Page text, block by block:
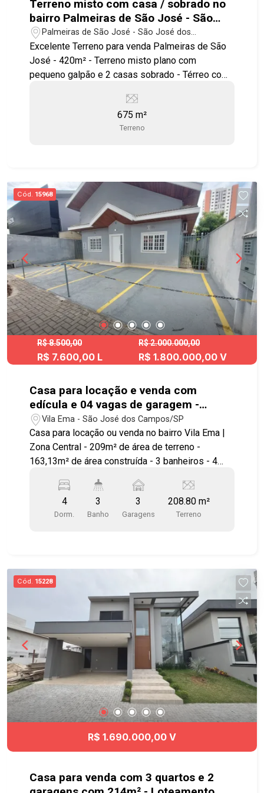
Terreno misto com casa / sobrado no
bairro Palmeiras de São José - São
José dos Campos SP
Palmeiras de São José - São José dos
Campos/SP
Excelente Terreno para venda Palmeiras de São
José - 420m² - Terreno misto plano com
pequeno galpão e 2 casas sobrado - Térreo com:
ampla - Cozinha - Despensa - Área de serviços -
Varanda - 4 vagas cobertas Piso Superior: - 3
dormitórios sendo 1 suíte grande - Sala ampla
675 m²
Terreno
Cód. 15968
R$ 8.500,00
R$ 7.600,00 L
R$ 2.000.000,00
R$ 1.800.000,00 V
Casa para locação e venda com
edícula e 04 vagas de garagem -
163,13m² no bairro Vila Ema
Vila Ema - São José dos Campos/SP
Casa para locação ou venda no bairro Vila Ema |
Zona Central - 209m² de área de terreno -
163,13m² de área construída - 3 banheiros - 4
e parte elétrica toda reformada! Térreo com: -
Hall - 1 quarto - Sala para 2 ambientes com ar
condicionado - 1 banheiro - 1 lavabo - Cozinha
Churrasqueira Agende sua visita!!! imobiliária
casaresidencial casaparavenda vilaema
casaparalocação locaçãoresidencial
4
Dorm.
3
Banho
3
Garagens
208.80 m²
Terreno
Cód. 15228
R$ 1.690.000,00 V
Casa para venda com 3 quartos e 2